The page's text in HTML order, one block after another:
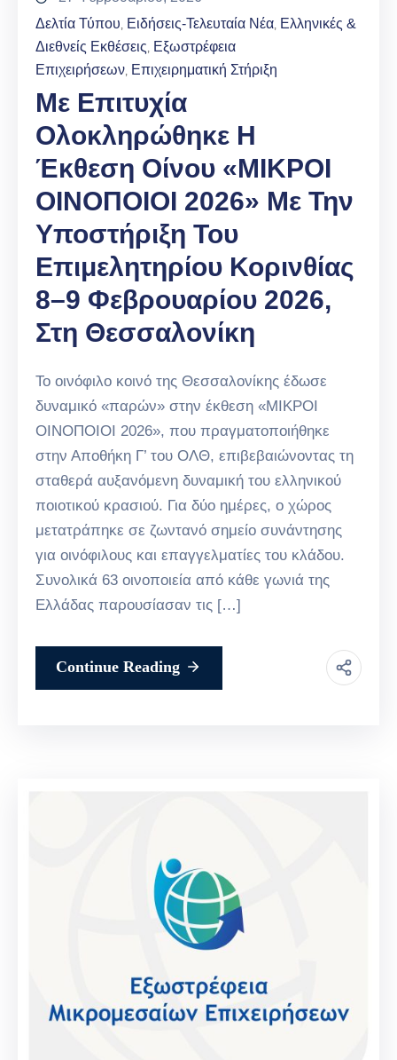
Δελτία Τύπου Ειδήσεις-Τελευταία Νέα Ελληνικές &
Διεθνείς Εκθέσεις Εξωστρέφεια
Επιχειρήσεων Επιχειρηματική Στήριξη
Με Επιτυχία
Ολοκληρώθηκε Η
Έκθεση Οίνου «ΜΙΚΡΟΙ
ΟΙΝΟΠΟΙΟΙ 2026» Με Την
Υποστήριξη Του
Επιμελητηρίου Κορινθίας
8–9 Φεβρουαρίου 2026,
Στη Θεσσαλονίκη
Το οινόφιλο κοινό της Θεσσαλονίκης έδωσε
δυναμικό «παρών» στην έκθεση «ΜΙΚΡΟΙ
ΟΙΝΟΠΟΙΟΙ 2026», που πραγματοποιήθηκε
στην Αποθήκη Γ’ του ΟΛΘ, επιβεβαιώνοντας τη
σταθερά αυξανόμενη δυναμική του ελληνικού
ποιοτικού κρασιού. Για δύο ημέρες, ο χώρος
μετατράπηκε σε ζωντανό σημείο συνάντησης
για οινόφιλους και επαγγελματίες του κλάδου.
Συνολικά 63 οινοποιεία από κάθε γωνιά της
Ελλάδας παρουσίασαν τις […]
Continue Reading